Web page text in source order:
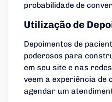
probabilidade de
Utilização de
Depoimentos de
poderosos para
em seu site e nas
veem a experiência de
agendar um